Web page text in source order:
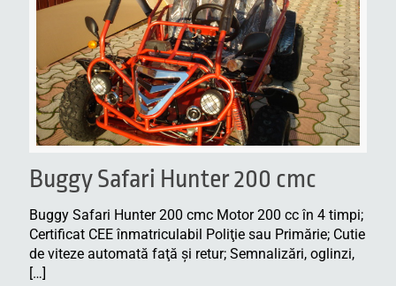
Buggy Safari Hunter 200 cmc
Buggy Safari Hunter 200 cmc Motor 200 cc în 4 timpi;
Certificat CEE înmatriculabil Poliţie sau Primărie; Cutie
de viteze automată faţă şi retur; Semnalizări, oglinzi,
[…]